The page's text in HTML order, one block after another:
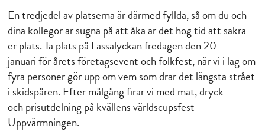
En tredjedel av platserna är därmed fyllda, så om du och
dina kollegor är sugna på att åka är det hög tid att säkra
er plats. Ta plats på Lassalyckan fredagen den 20
januari för årets företagsevent och folkfest, när vi i lag om
fyra personer gör upp om vem som drar det längsta strået
i skidspåren. Efter målgång firar vi med mat, dryck
och prisutdelning på kvällens världscupsfest
Uppvärmningen.